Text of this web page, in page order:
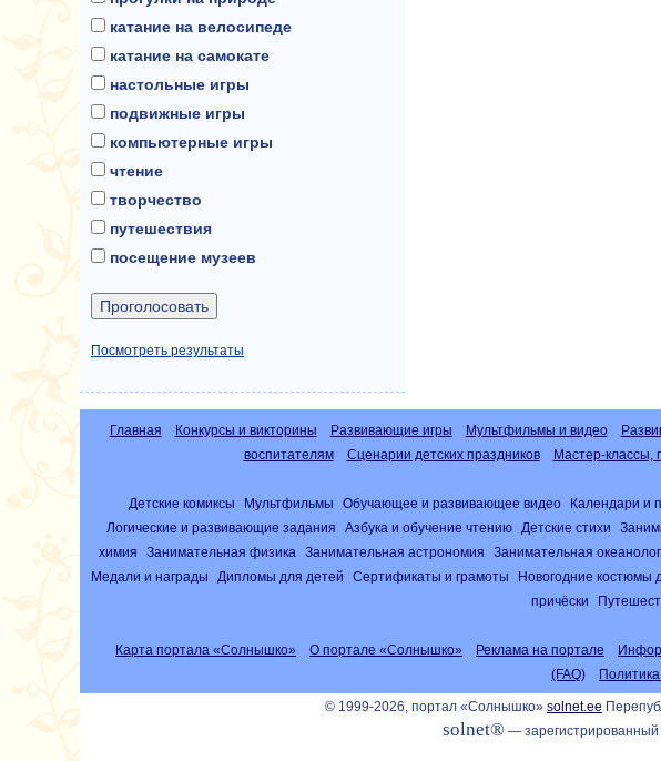
катание на велосипеде
катание на самокате
настольные игры
подвижные игры
компьютерные игры
чтение
творчество
путешествия
посещение музеев
Посмотреть результаты
Главная Конкурсы и викторины Развивающие игры Мультфильмы и видео
воспитателям
Сценарии детских праздников Мастер-классы,
Детские комиксы Мультфильмы Обучающее и развивающее видео Календари и
Логические и развивающие задания
Азбука и обучение чтению Детские стихи
химия
Занимательная физика Занимательная астрономия Занимательная
Медали и награды
Дипломы для детей Сертификаты и грамоты Новогодние костюмы
причёски
Карта портала «Солнышко» О портале «Солнышко» Реклама на портале
(FAQ)
© 1999-2026, портал «Солнышко» solnet.ee
solnet®— зарегистрированный